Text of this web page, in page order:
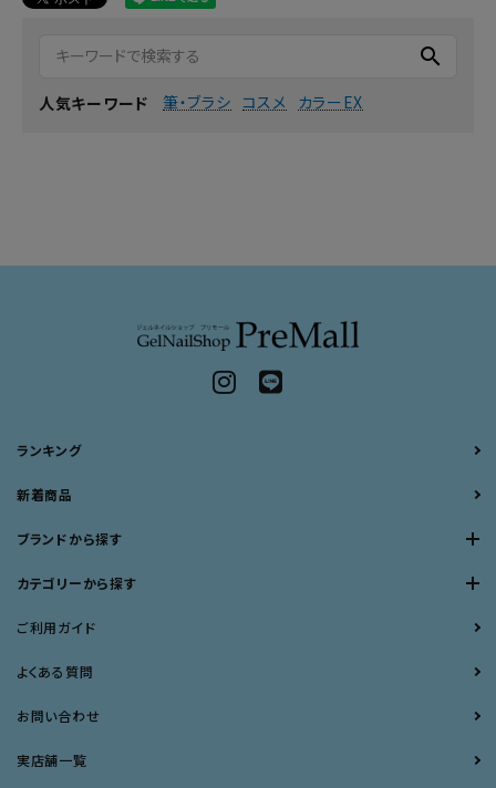
search
人気キーワード 筆・ブラシ コスメ カラーEX
ランキング
新着商品
ブランドから探す
カテゴリーから探す
ご利用ガイド
よくある質問
お問い合わせ
実店舗一覧